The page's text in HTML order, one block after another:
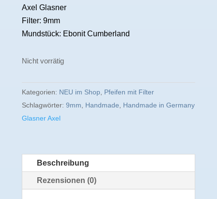
Axel Glasner
Filter: 9mm
Mundstück: Ebonit Cumberland
Nicht vorrätig
Kategorien: NEU im Shop, Pfeifen mit Filter
Schlagwörter: 9mm, Handmade, Handmade in Germany
Glasner Axel
Beschreibung
Rezensionen (0)